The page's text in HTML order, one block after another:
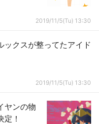
2019/11/5(Tu) 13:30
ックスが整ってたアイド
2019/11/5(Tu) 13:30
ヤンの物
！